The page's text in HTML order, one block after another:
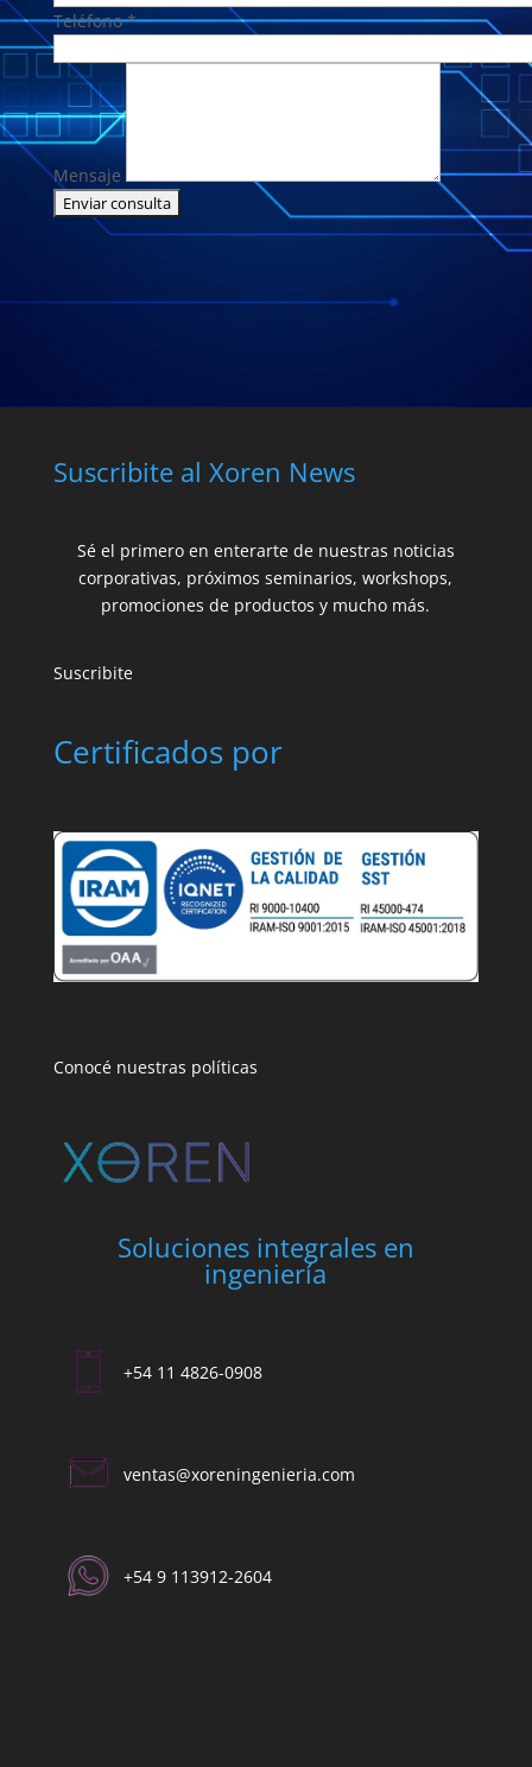
Teléfono *
Mensaje
Suscribite al Xoren News
Sé el primero en enterarte de nuestras noticias
corporativas, próximos seminarios, workshops,
promociones de productos y mucho más.
Suscribite
Certificados por
Conocé nuestras políticas
Soluciones integrales en
ingeniería
+54 11 4826-0908
ventas@xoreningenieria.com​
+54 9 113912-2604​